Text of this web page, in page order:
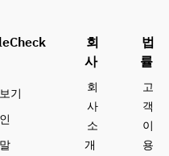
기
회
사
회
사
소
개
법
률
고
객
이
용